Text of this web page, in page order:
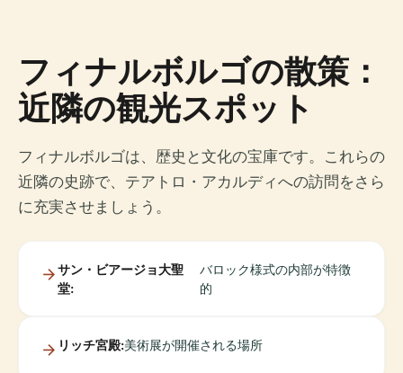
フィナルボルゴの散策：
近隣の観光スポット
フィナルボルゴは、歴史と文化の宝庫です。これらの
近隣の史跡で、テアトロ・アカルディへの訪問をさら
に充実させましょう。
サン・ビアージョ大聖
堂:
バロック様式の内部が特徴
的
リッチ宮殿:美術展が開催される場所